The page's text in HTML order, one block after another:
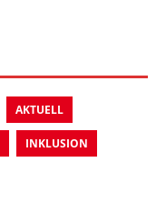
AKTUELL
INKLUSION